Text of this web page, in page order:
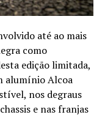
até ao mais
como
edição limitada,
alumínio Alcoa
nos degraus
e nas franjas